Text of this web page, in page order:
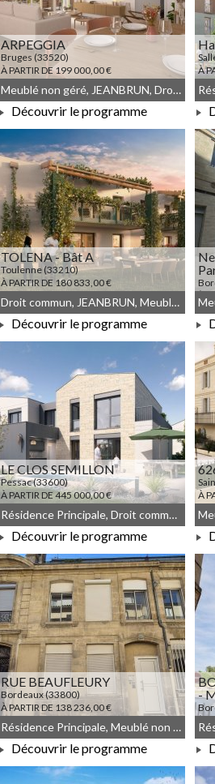
ARPEGGIA
Bruges (33520)
À PARTIR DE 199 000,00 €
À PARTIR DE 199 000,00 €
Meublé non géré, JEANBRUN, Droit commun
Découvrir le programme
À
TOLENA - Bât A
Toulenne (33210)
À PARTIR DE 180 833,00 €
À PARTIR DE 180 833,00 €
Droit commun, JEANBRUN, Meublé non géré
Découvrir le programme
À
LE CLOS SEMILLON
Pessac (33600)
À PARTIR DE 445 000,00 €
À PARTIR DE 445 000,00 €
Résidence Principale, Droit commun, Meublé non géré
Découvrir le programme
À
RUE BEAUFLEURY
Bordeaux (33800)
À PARTIR DE 138 236,00 €
Résidence Principale, Meublé non géré, Droit commun, Déficit Foncier
Découvrir le programme
-
À